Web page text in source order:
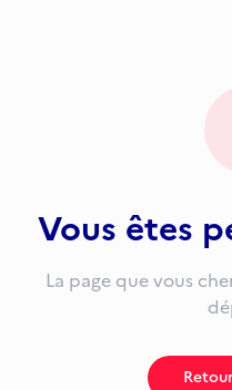
Vous êtes
La page que vous